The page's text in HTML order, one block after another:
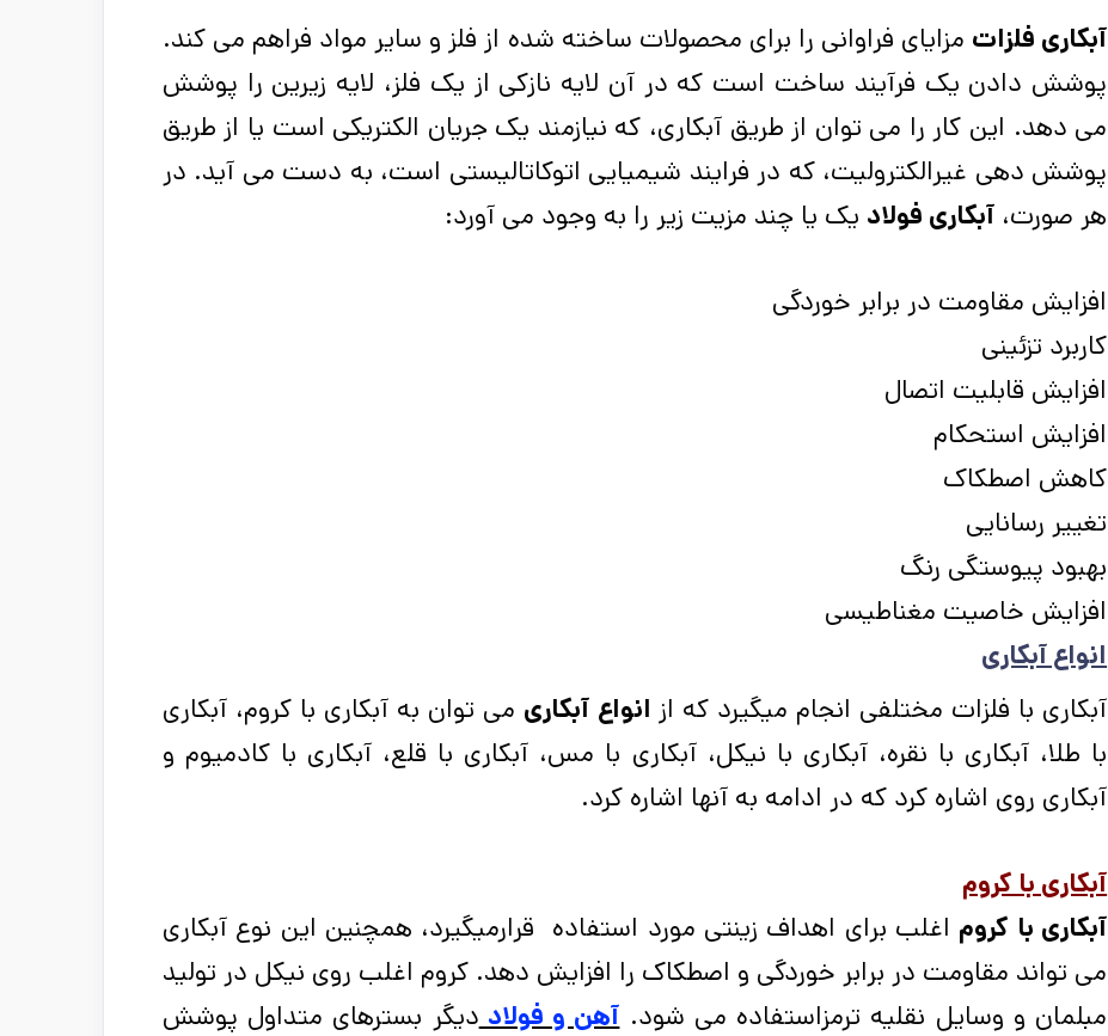
آبکاری فلزات مزایای فراوانی را برای محصولات ساخته شده از فلز و سایر مواد فراهم می کند.
پوشش دادن یک فرآیند ساخت است که در آن لایه نازکی از یک فلز، لایه زیرین را پوشش
می دهد. این کار را می توان از طریق آبکاری، که نیازمند یک جریان الکتریکی است یا از طریق
پوشش دهی غیرالکترولیت، که در فرایند شیمیایی اتوکاتالیستی است، به دست می آید. در
هر صورت، آبکاری فولاد یک یا چند مزیت زیر را به وجود می آورد:
افزایش مقاومت در برابر خوردگی
کاربرد تزئینی
افزایش قابلیت اتصال
افزایش استحکام
کاهش اصطکاک
تغییر رسانایی
بهبود پیوستگی رنگ
افزایش خاصیت مغناطیسی
انواع آبکاری
آبکاری با فلزات مختلفی انجام میگیرد که از انواع آبکاری می توان به آبکاری با کروم، آبکاری
با طلا، آبکاری با نقره، آبکاری با نیکل، آبکاری با مس، آبکاری با قلع، آبکاری با کادمیوم و
آبکاری روی اشاره کرد که در ادامه به آنها اشاره کرد.
آبکاری با کروم
آبکاری با کروم اغلب برای اهداف زینتی مورد استفاده قرارمیگیرد، همچنین این نوع آبکاری
می تواند مقاومت در برابر خوردگی و اصطکاک را افزایش دهد. کروم اغلب روی نیکل در تولید
مبلمان و وسایل نقلیه ترمزاستفاده می شود. آهن و فولاد دیگر بسترهای متداول پوشش